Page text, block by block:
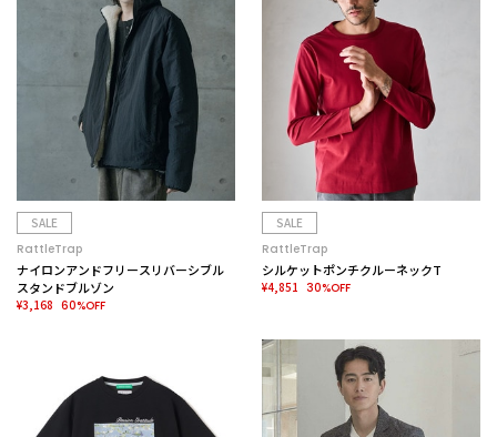
SALE
RattleTrap
ナイロンアンドフリースリバーシブル
スタンドブルゾン
¥3,168 60%OFF
SALE
RattleTrap
シルケットポンチクルーネックT
¥4,851 30%OFF